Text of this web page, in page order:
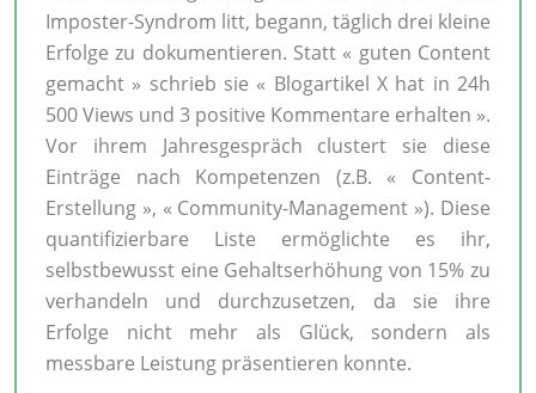
Imposter-Syndrom litt, begann, täglich drei kleine
Erfolge zu dokumentieren. Statt « guten Content
gemacht » schrieb sie « Blogartikel X hat in 24h
500 Views und 3 positive Kommentare erhalten ».
Vor ihrem Jahresgespräch clustert sie diese
Einträge nach Kompetenzen (z.B. « Content-
Erstellung », « Community-Management »). Diese
quantifizierbare Liste ermöglichte es ihr,
selbstbewusst eine Gehaltserhöhung von 15% zu
verhandeln und durchzusetzen, da sie ihre
Erfolge nicht mehr als Glück, sondern als
messbare Leistung präsentieren konnte.